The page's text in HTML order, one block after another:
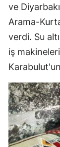
ve
Arama-
verdi. Su
iş